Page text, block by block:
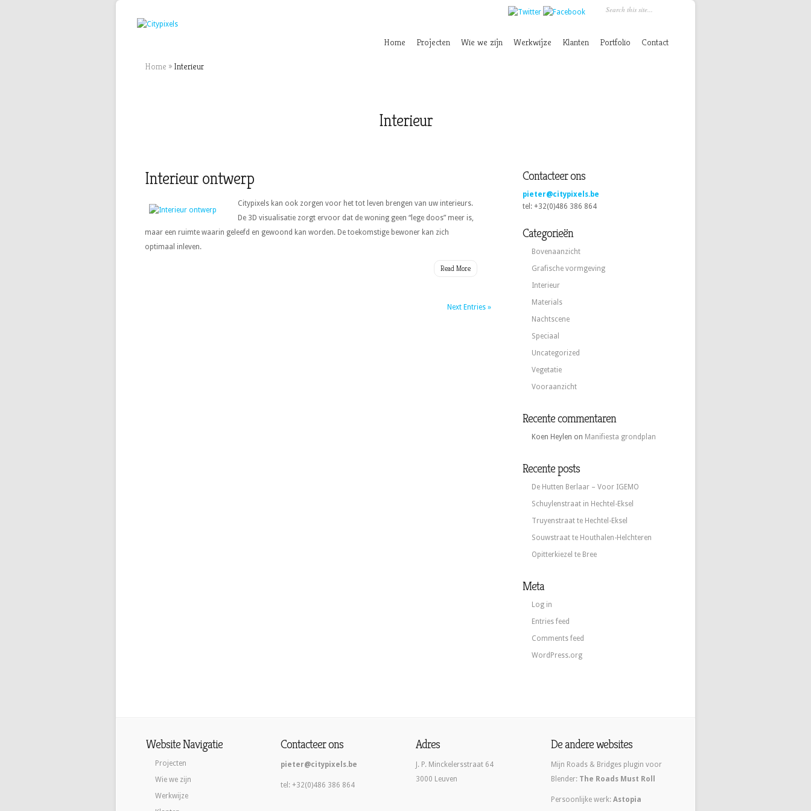
Home Projecten Wie we zijn Werkwijze Klanten Portfolio Contact
Home » Interieur
Interieur
Interieur ontwerp
Citypixels kan ook zorgen voor het tot leven brengen van uw interieurs.
De 3D visualisatie zorgt ervoor dat de woning geen “lege doos” meer is,
maar een ruimte waarin geleefd en gewoond kan worden. De toekomstige bewoner kan zich
optimaal inleven.
Read More
Next Entries »
Contacteer ons
pieter@citypixels.be
tel: +32(0)486 386 864
Categorieën
Bovenaanzicht
Grafische vormgeving
Interieur
Materials
Nachtscene
Speciaal
Uncategorized
Vegetatie
Vooraanzicht
Recente commentaren
Koen Heylen on Manifiesta grondplan
Recente posts
De Hutten Berlaar – Voor IGEMO
Schuylenstraat in Hechtel-Eksel
Truyenstraat te Hechtel-Eksel
Souwstraat te Houthalen-Helchteren
Opitterkiezel te Bree
Meta
Log in
Entries feed
Comments feed
WordPress.org
Website Navigatie
Projecten
Wie we zijn
Werkwijze
Contacteer ons
pieter@citypixels.be
tel: +32(0)486 386 864
Adres
J. P. Minckelersstraat 64
3000 Leuven
De andere websites
Mijn Roads & Bridges plugin voor
Blender: The Roads Must Roll
Persoonlijke werk: Astopia